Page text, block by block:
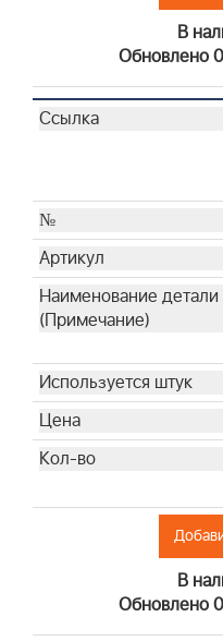
В
Обновлено
В
Обновлено